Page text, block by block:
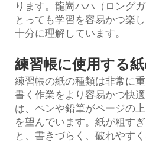
ります。龍崗ハハ（ロング
とっても学習を容易かつ楽
十分に理解しています。
練習帳に使用する
練習帳の紙の種類は非常に
書く作業をより容易かつ快
は、ペンや鉛筆がページの
を望んでいます。紙が粗す
と、書きづらく、破れやす